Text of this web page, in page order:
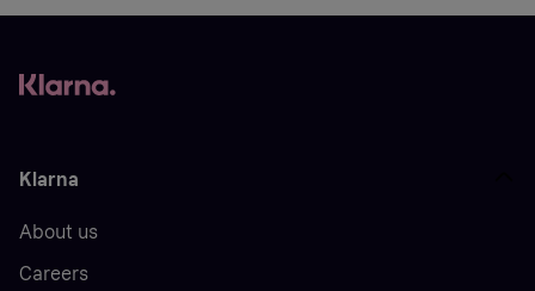
Klarna
About us
Careers